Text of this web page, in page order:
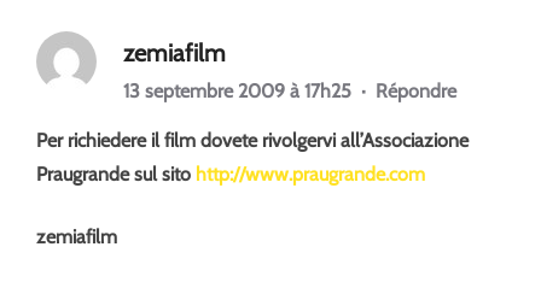
zemiafilm
13 septembre 2009 à 17h25 · Répondre
Per richiedere il film dovete rivolgervi all’Associazione
Praugrande sul sito http://www.praugrande.com
zemiafilm